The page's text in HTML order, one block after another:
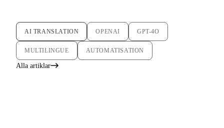
AI TRANSLATION OPENAI GPT-4O
MULTILINGUE AUTOMATISATION
Alla artiklar